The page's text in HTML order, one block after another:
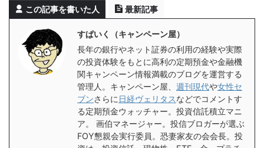
この記事を書いた人 最新記事
すぱいく（キャンペーン屋）
長年の銀行やネット証券の利用の経験や実際
の投資体験をもとに高利の定期預金や金融機
関キャンペーン情報満載のブログを運営する
管理人。キャンペーン屋、 週刊現代や女性セ
ブンさらに 日経ヴェリタスなどでコメントす
る定期預金ウォッチャー。投資信託積立マニ
ア。 画伯マネージャー。投信ブロガーが選ぶ
FOY懇親会実行委員。恐妻家友の会会長。投